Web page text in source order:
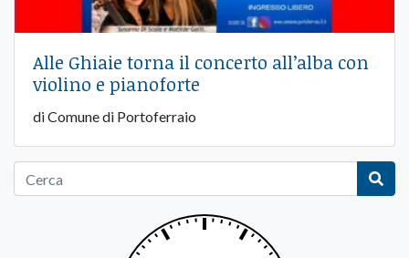
Alle Ghiaie torna il concerto all’alba con
violino e pianoforte
di Comune di Portoferraio